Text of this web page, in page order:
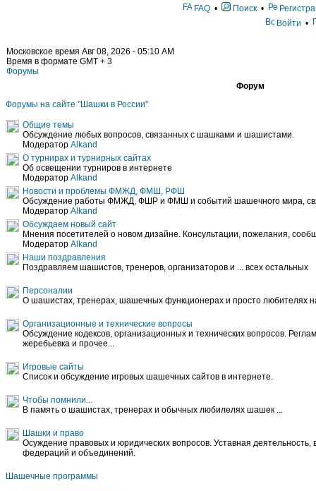
FAQ• Поиск•
Войти •
Московское время Авг 08, 2026 - 05:10 AM
Время в формате GMT + 3
Форумы
Форум
Форумы на сайте "Шашки в России"
Общие темы
Обсуждение любых вопросов, связанных с шашками и шашистами.
Модератор Alkand
О турнирах и турнирных сайтах
Об освещении турниров в интернете
Модератор Alkand
Новости и проблемы ФМЖД, ФМШ, РФШ
Обсуждение работы ФМЖД, ФШР и ФМШ и событий шашечного мира,
Модератор Alkand
Обсуждаем новый сайт
Мнения посетителей о новом дизайне. Консультации, пожелания,
Модератор Alkand
Наши поздравления
Поздравляем шашистов, тренеров, организаторов и ... всех остальных
Персоналии
О шашистах, тренерах, шашечных функционерах и просто любителях
Организационные и технические вопросы
Обсуждение кодексов, организационных и технических вопросов.
жеребьевка и прочее...
Игровые сайты
Список и обсуждение игровых шашечных сайтов в интернете.
Чтобы помнили...
В память о шашистах, тренерах и обычных любилелях шашек ...
Шашки и право
Осуждение правовых и юридических вопросов. Уставная
федераций и объединений.
Шашечные программы